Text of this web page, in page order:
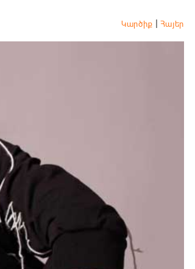
Կարծիք | Հայեր